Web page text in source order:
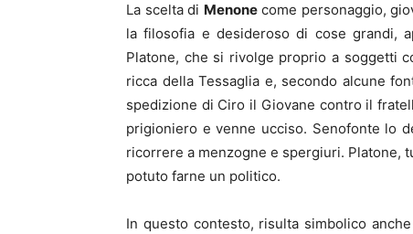
La scelta di Menonecome personaggio,
la filosofia e desideroso di cose grandi,
Platone, che si rivolge proprio a soggetti
ricca della Tessaglia e, secondo alcune
spedizione di Ciro il Giovane contro il
prigioniero e venne ucciso. Senofonte lo
ricorrere a menzogne e spergiuri. Platone,
potuto farne un politico.
In questo contesto, risulta simbolico